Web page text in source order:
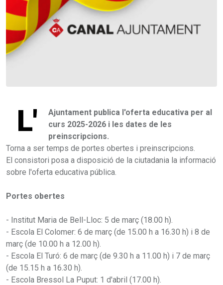
L'
Ajuntament publica l'oferta educativa per al
curs 2025-2026 i les dates de les
preinscripcions.
Torna a ser temps de portes obertes i preinscripcions.
El consistori posa a disposició de la ciutadania la informació
sobre l'oferta educativa pública.
Portes obertes
- Institut Maria de Bell-Lloc: 5 de març (18.00 h).
- Escola El Colomer: 6 de març (de 15.00 h a 16.30 h) i 8 de
març (de 10.00 h a 12.00 h).
- Escola El Turó: 6 de març (de 9.30 h a 11.00 h) i 7 de març
(de 15.15 h a 16.30 h).
- Escola Bressol La Puput: 1 d'abril (17.00 h).